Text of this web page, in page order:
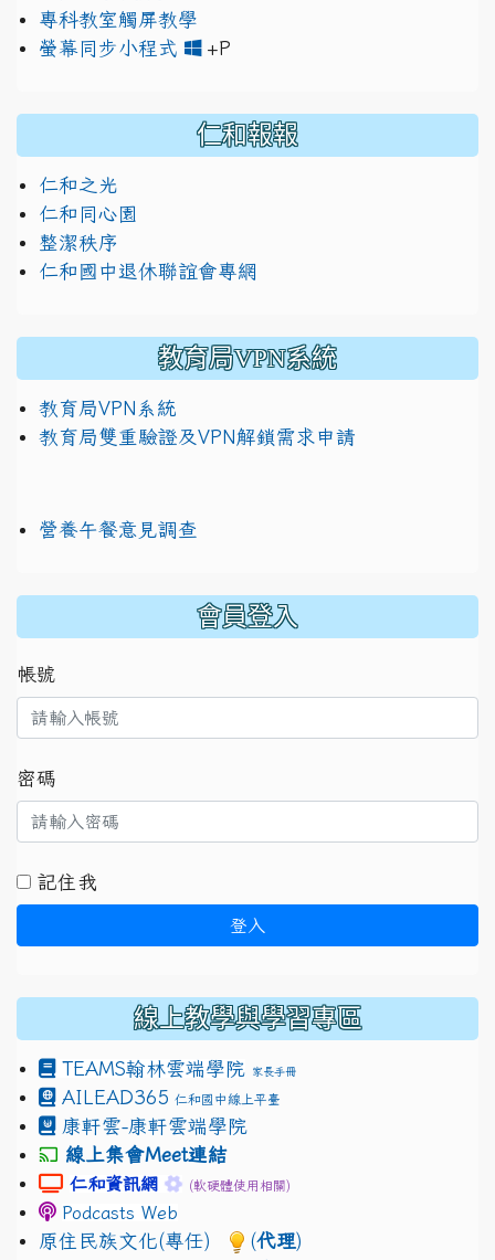
專科教室觸屏教學
螢幕同步小程式
+P
仁和報報
仁和之光
仁和同心園
整潔秩序
仁和國中退休聯誼會專網
教育局VPN系統
教育局VPN系統
教育局雙重驗證及VPN解鎖需求申請
營養午餐意見調查
會員登入
帳號
密碼
記住我
登入
線上教學與學習專區
TEAMS翰林雲端學院 家長手冊
AILEAD365 仁和國中線上平臺
康軒雲-康軒雲端學院
線上集會Meet連結
link to https://sites.google.com/
仁和資訊網 link to https://sites.google.com/
(軟硬體使用相關)
Podcasts Web
原住民族文化(專任) (代理)